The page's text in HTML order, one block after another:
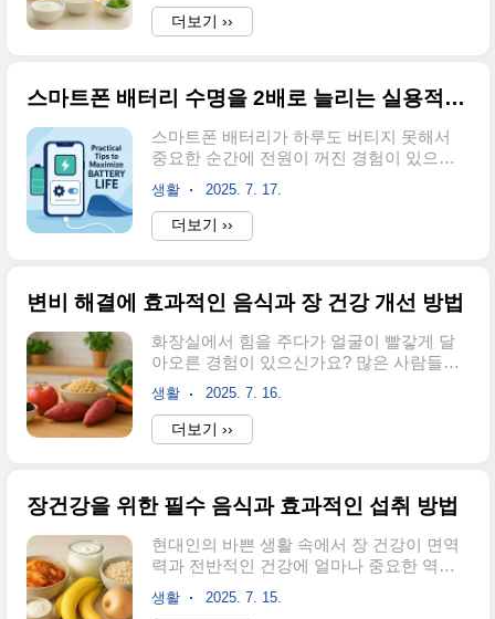
가요청년일자리도약장려금은 청년층의 정
한 일회성 지원이 아닌..
환입니다.안녕하세요. 오늘은 과민성 대장
증후군의 증상과 원인, 그리고 장 건강을 위
인 방법들을 찾아보시고, 건강한 식습관을
성 대장 증후군으로 고생하고 계신 분들께
서는 끝까지 읽어보시면 분명 유용한 정보
를 얻으실 수 있을 것입니다.과민성 대장 증
대장 증후군은 장의 기능 이상으로 인해 발
는 배변 습관..
더보기 ››
스마트폰 배터리 수명을 2배로 늘리는 실용적인 방법
스마트폰 배터리가 하루도 버티지 못해서
중요한 순간에 전원이 꺼진 경험이 있으신
가요? 매일 휴대폰 충전기를 들고 다니며 배
터리 부족에 시달리는 분들이 많습니다.안
녕하세요! 오늘은 스마트폰 배터리 수명을 2
배로 늘리는 실용적인 방법에 대해 말씀드
할 수 있는데요, 이 글을 끝까지 읽으시면 배
트폰을 사용할 수 있는 노하우를 얻으실 수
있습니다. 복잡한 기술적 내용보다는 누구
나 쉽게 따라할 수 있는 실용적인 팁들로 구
성했으니 바로 적용해보세요.배터리 소모를
줄이는 스마트폰 설정 최적화화면 밝기 조
서 발생하기 ..
생활 2025. 7. 17.
더보기 ››
변비 해결에 효과적인 음식과 장 건강 개선 방법
화장실에서 힘을 주다가 얼굴이 빨갛게 달
아오른 경험이 있으신가요? 많은 사람들이
변비로 인해 일상생활에서 불편함을 겪고
있지만, 올바른 음식 선택만으로도 이런 고
민을 해결할 수 있습니다.안녕하세요. 오늘
은 변비해결음식과 장 건강을 위한 실질적
에도 영향을 미칠 수 있어요. 이 글에서는 과
른 식습관, 그리고 생활 패턴까지 종합적으
로 다뤄보겠습니다. 마지막까지 읽으시면
변비로 인한 스트레스에서 벗어나 건강한
생활 2025. 7. 16.
더보기 ››
장건강을 위한 필수 음식과 효과적인 섭취 방법
현대인의 바쁜 생활 속에서 장 건강이 면역
력과 전반적인 건강에 얼마나 중요한 역할
을 하는지 알고 계시나요? 많은 사람들이 소
화불량이나 변비로 고민하면서도 정작 어떤
생활 2025. 7. 15.